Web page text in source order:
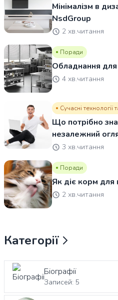
Мінімалізм в
NsdGroup
2 хв.читання
Поради
Обладнання для
4 хв.читання
Сучасні технології
Що потрібно
незалежний
3 хв.читання
Поради
Як діє корм для
2 хв.читання
Категорії
Біографії
Записей: 5